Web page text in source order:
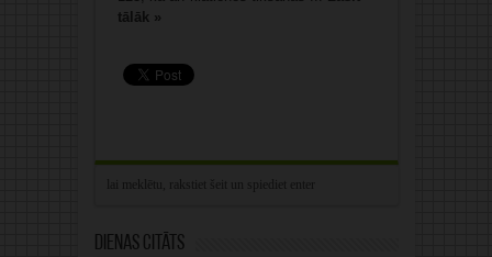
tālāk »
Dienas citāts